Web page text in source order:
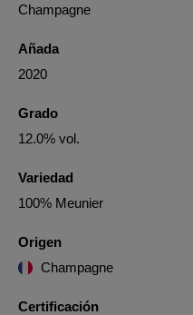
Champagne
Añada
2020
Grado
12.0% vol.
Variedad
100% Meunier
Origen
Champagne
Certificación